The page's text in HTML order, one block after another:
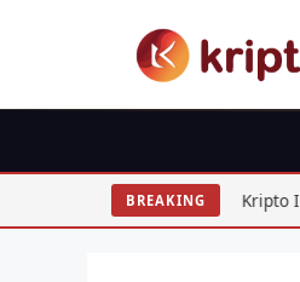
BREAKING
Pajak Kripto Indonesia 2026:
Spell